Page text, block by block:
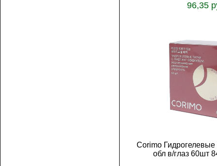
96,35
В
Corimo Гидрогелевые
обл в/глаз 60шт